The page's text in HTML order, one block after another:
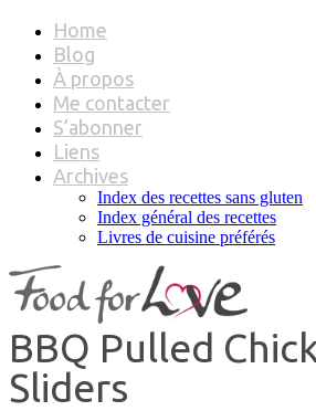
Home
Blog
À propos
Me contacter
S’abonner
Liens
Archives
Index des recettes sans gluten
Index général des recettes
Livres de cuisine préférés
BBQ Pulled
Sliders